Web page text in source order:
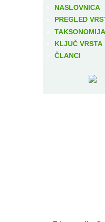
NASLOVNICA
PREGLED
TAKSONOMIJA
KLJUČ VRSTA
ČLANCI